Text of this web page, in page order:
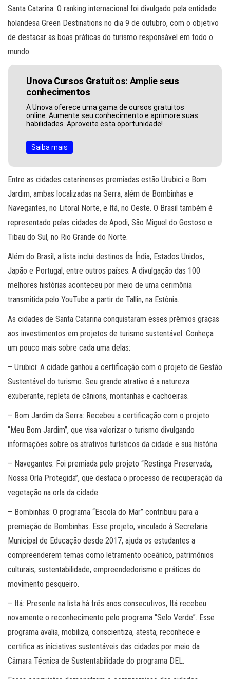
Santa Catarina. O ranking internacional foi divulgado pela entidade
holandesa Green Destinations no dia 9 de outubro, com o objetivo
de destacar as boas práticas do turismo responsável em todo o
mundo.
Unova Cursos Gratuitos: Amplie seus
conhecimentos
A Unova oferece uma gama de cursos gratuitos
online. Aumente seu conhecimento e aprimore suas
habilidades. Aproveite esta oportunidade!
Saiba mais
Entre as cidades catarinenses premiadas estão Urubici e Bom
Jardim, ambas localizadas na Serra, além de Bombinhas e
Navegantes, no Litoral Norte, e Itá, no Oeste. O Brasil também é
representado pelas cidades de Apodi, São Miguel do Gostoso e
Tibau do Sul, no Rio Grande do Norte.
Além do Brasil, a lista inclui destinos da Índia, Estados Unidos,
Japão e Portugal, entre outros países. A divulgação das 100
melhores histórias aconteceu por meio de uma cerimônia
transmitida pelo YouTube a partir de Tallin, na Estônia.
As cidades de Santa Catarina conquistaram esses prêmios graças
aos investimentos em projetos de turismo sustentável. Conheça
um pouco mais sobre cada uma delas:
– Urubici: A cidade ganhou a certificação com o projeto de Gestão
Sustentável do turismo. Seu grande atrativo é a natureza
exuberante, repleta de cânions, montanhas e cachoeiras.
– Bom Jardim da Serra: Recebeu a certificação com o projeto
“Meu Bom Jardim”, que visa valorizar o turismo divulgando
informações sobre os atrativos turísticos da cidade e sua história.
– Navegantes: Foi premiada pelo projeto “Restinga Preservada,
Nossa Orla Protegida”, que destaca o processo de recuperação da
vegetação na orla da cidade.
– Bombinhas: O programa “Escola do Mar” contribuiu para a
premiação de Bombinhas. Esse projeto, vinculado à Secretaria
Municipal de Educação desde 2017, ajuda os estudantes a
compreenderem temas como letramento oceânico, patrimônios
culturais, sustentabilidade, empreendedorismo e práticas do
movimento pesqueiro.
– Itá: Presente na lista há três anos consecutivos, Itá recebeu
novamente o reconhecimento pelo programa “Selo Verde”. Esse
programa avalia, mobiliza, conscientiza, atesta, reconhece e
certifica as iniciativas sustentáveis das cidades por meio da
Câmara Técnica de Sustentabilidade do programa DEL.